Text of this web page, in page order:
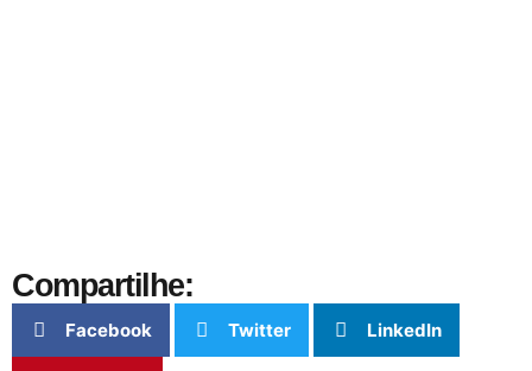
Compartilhe:
Facebook Twitter LinkedIn